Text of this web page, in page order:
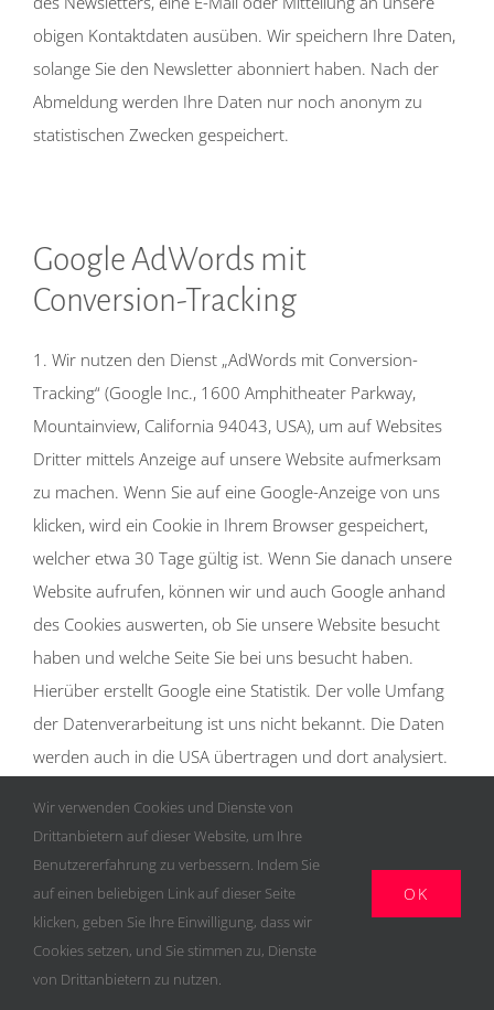
obigen Kontaktdaten ausüben. Wir speichern Ihre Daten,
solange Sie den Newsletter abonniert haben. Nach der
Abmeldung werden Ihre Daten nur noch anonym zu
statistischen Zwecken gespeichert.
Google AdWords mit
Conversion-Tracking
1. Wir nutzen den Dienst „AdWords mit Conversion-
Tracking“ (Google Inc., 1600 Amphitheater Parkway,
Mountainview, California 94043, USA), um auf Websites
Dritter mittels Anzeige auf unsere Website aufmerksam
zu machen. Wenn Sie auf eine Google-Anzeige von uns
klicken, wird ein Cookie in Ihrem Browser gespeichert,
welcher etwa 30 Tage gültig ist. Wenn Sie danach unsere
Website aufrufen, können wir und auch Google anhand
des Cookies auswerten, ob Sie unsere Website besucht
haben und welche Seite Sie bei uns besucht haben.
Hierüber erstellt Google eine Statistik. Der volle Umfang
der Datenverarbeitung ist uns nicht bekannt. Die Daten
werden auch in die USA übertragen und dort analysiert.
zugeordnet werden. Wenn Sie dies nicht wünschen,
müssen Sie sich vor dem Besuch unserer Website
ausloggen. Dieses Conversion-Tracking dient dem Zweck
der Analyse, Optimierung und dem wirtschaftlichen
Betrieb unserer Werbung und Website.
Wir verwenden Cookies und Dienste von
Drittanbietern auf dieser Website, um Ihre
Benutzererfahrung zu verbessern. Indem Sie
auf einen beliebigen Link auf dieser Seite
klicken, geben Sie Ihre Einwilligung, dass wir
Cookies setzen, und Sie stimmen zu, Dienste
von Drittanbietern zu nutzen.
OK